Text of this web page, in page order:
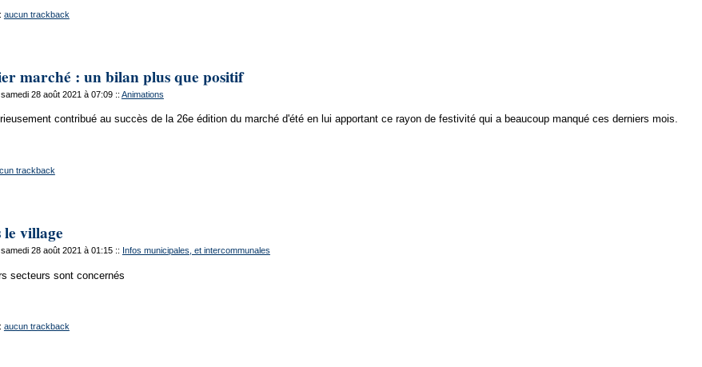
aucun trackback
marché : un bilan plus que positif
28 août 2021 à 07:09 :: Animations
contribué au succès de la 26e édition du marché d'été en lui apportant ce rayon de festivité qui a beaucoup manqué ces derniers mois.
trackback
le village
28 août 2021 à 01:15 :: Infos municipales, et intercommunales
secteurs sont concernés
aucun trackback